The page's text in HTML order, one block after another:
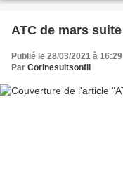
ATC de mars suite
Publié le 28/03/2021 à 16:29
Par Corinesuitsonfil